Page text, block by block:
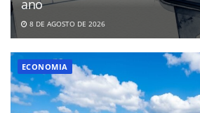
ano
8 DE AGOSTO DE 2026
ECONOMIA